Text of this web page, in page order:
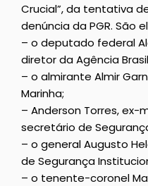
Crucial”, da tentativa
denúncia da PGR. São
– o deputado federal
diretor da Agência
– o almirante Almir
Marinha;
– Anderson Torres, ex-
secretário de
– o general Augusto
de Segurança
– o tenente-coronel